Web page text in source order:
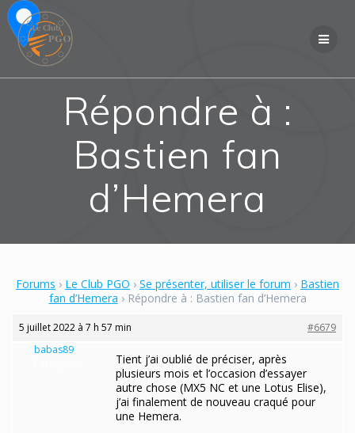
Répondre à :
Bastien fan
d’Hemera
Forums › Le Club PGO › Se présenter, utiliser le forum › Bastien
fan d’Hemera › Répondre à : Bastien fan d’Hemera
5 juillet 2022 à 7 h 57 min
#6679
babas89
Tient j’ai oublié de préciser, après
plusieurs mois et l’occasion d’essayer
autre chose (MX5 NC et une Lotus Elise),
j’ai finalement de nouveau craqué pour
une Hemera.